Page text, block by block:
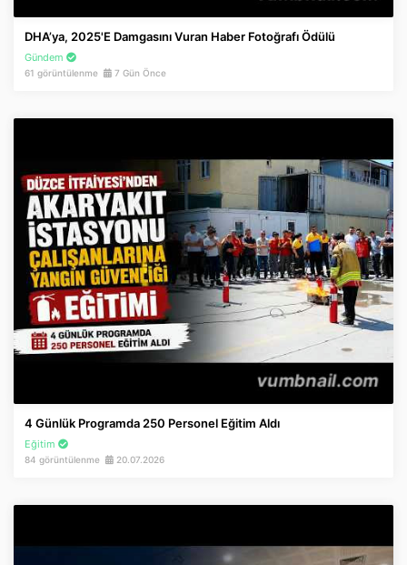
DHA’ya, 2025'e Damgasını Vuran Haber Fotoğrafı Ödülü
Gündem
61 görüntülenme 7 Gün Önce
4 Günlük Programda 250 Personel Eğitim Aldı
Eğitim
84 görüntülenme 20.07.2026